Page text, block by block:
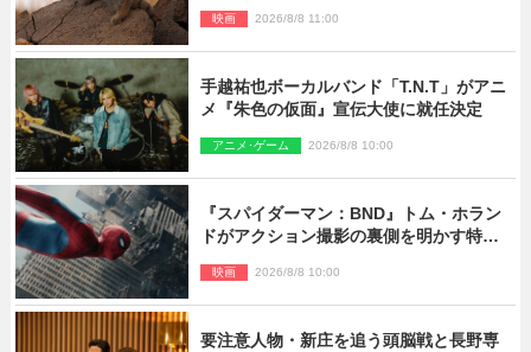
映画 2026/8/8 11:00
手越祐也ボーカルバンド「T.N.T」がアニ
メ『朱色の仮面』宣伝大使に就任決定
アニメ･ゲーム 2026/8/8 10:00
『スパイダーマン：BND』トム・ホラン
ドがアクション撮影の裏側を明かす特別
映画 2026/8/8 10:00
要注意人物・新庄を追う頭脳戦と長野専